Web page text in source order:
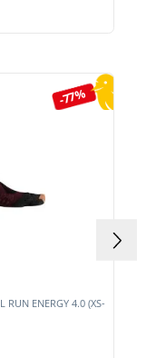
-77%
RUN ENERGY 4.0 (XS-